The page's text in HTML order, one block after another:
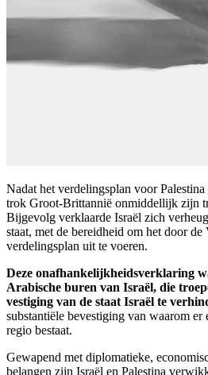
Nadat het verdelingsplan voor
trok Groot-Brittannië onmiddellijk zijn
Bijgevolg verklaarde Israël zich
staat, met de bereidheid om het door
verdelingsplan uit te voeren.
Deze onafhankelijkheidsverklaring
Arabische buren van Israël, die
vestiging van de staat Israël te
substantiële bevestiging van waarom
regio bestaat.
Gewapend met diplomatieke,
belangen zijn Israël en Palestina